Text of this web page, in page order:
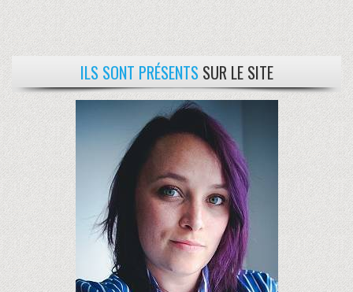
ILS SONT PRÉSENTS SUR LE SITE